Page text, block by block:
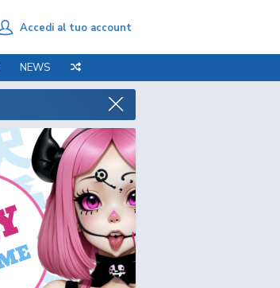
Accedi al tuo account
NEWS